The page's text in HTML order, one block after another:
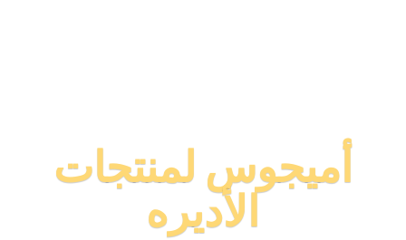
أميجوس لمنتجات
الأديره